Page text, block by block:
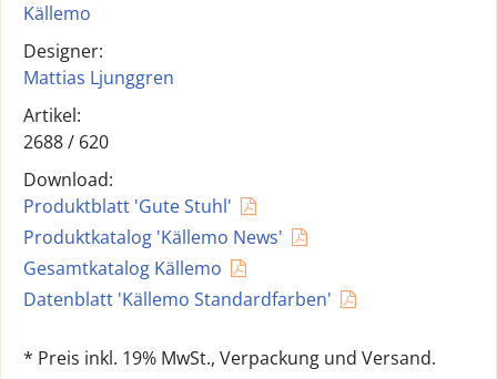
Källemo
Designer:
Mattias Ljunggren
Artikel:
2688 / 620
Download:
Produktblatt 'Gute Stuhl'
Produktkatalog 'Källemo News'
Gesamtkatalog Källemo
Datenblatt 'Källemo Standardfarben'
* Preis inkl. 19% MwSt., Verpackung und Versand.